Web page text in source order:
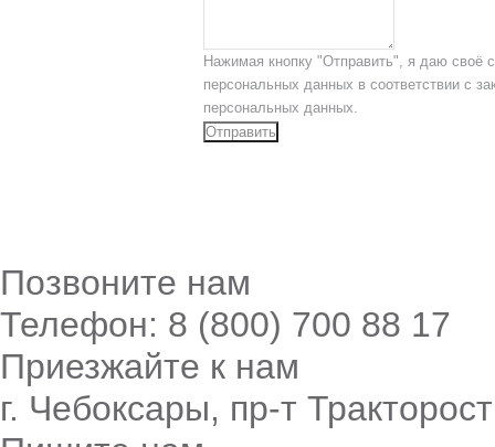
Нажимая кнопку "Отправить", я даю своё
персональных данных в соответствии с
персональных данных.
Отправить
Позвоните нам
Телефон: 8 (800) 700 88 17
Приезжайте к нам
г. Чебоксары, пр-т